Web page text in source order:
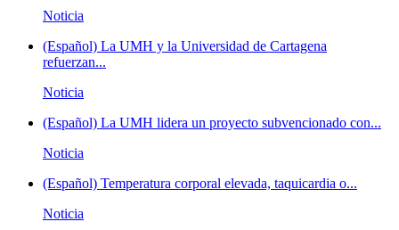
Noticia
(Español) La UMH y la Universidad de Cartagena
refuerzan...
Noticia
(Español) La UMH lidera un proyecto subvencionado con...
Noticia
(Español) Temperatura corporal elevada, taquicardia o...
Noticia